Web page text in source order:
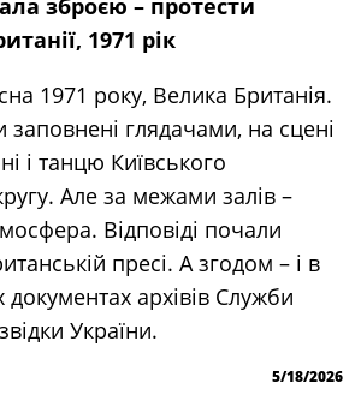
зброєю – протести
1971 рік
1971 року, Велика Британія.
заповнені глядачами, на сцені
і танцю Київського
Але за межами залів –
Відповіді почали
пресі. А згодом – і в
архівів Служби
України.
5/18/2026